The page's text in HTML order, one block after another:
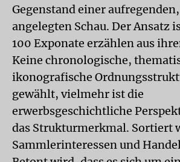
Gegenstand einer
angelegten Schau. Der Ansatz
100 Exponate erzählen aus
Keine chronologische,
ikonografische
gewählt, vielmehr ist die
erwerbsgeschichtliche
das Strukturmerkmal. Sortiert
Sammlerinteressen und